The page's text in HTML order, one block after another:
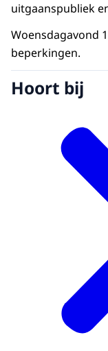
uitgaanspubliek
Woensdagavond
beperkingen.
Hoort bij